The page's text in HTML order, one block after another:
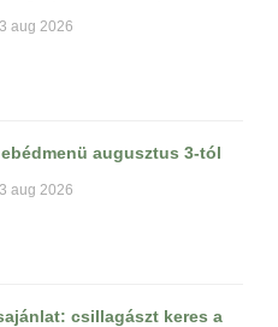
aug 2026
augusztus 3-tól
aug 2026
csillagászt keres a